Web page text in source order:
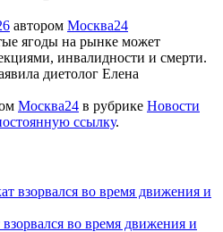
автором Москва24
ягоды на рынке может
инвалидности и смерти.
диетолог Елена
Москва24 в рубрике Новости
ссылку.
во время движения и